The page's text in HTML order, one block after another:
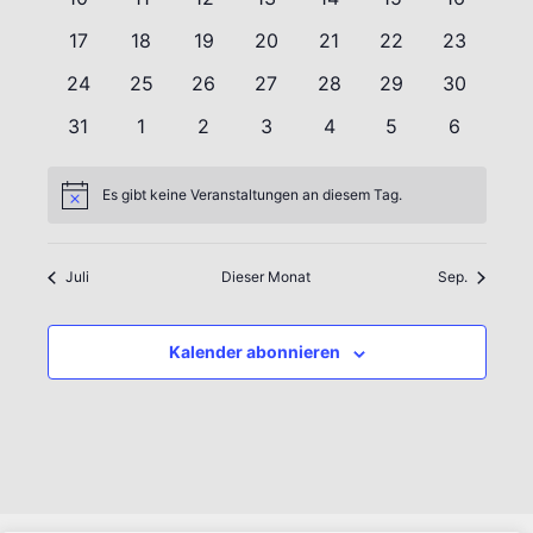
0
17
0
18
0
19
0
20
0
21
0
22
0
23
0
24
0
25
0
26
0
27
0
28
0
29
0
30
0
31
0
1
0
2
0
3
0
4
0
5
0
6
HinweisEs gibt keine Veranstaltungen an diesem Tag.
Juli Dieser Monat Sep.
Kalender abonnieren